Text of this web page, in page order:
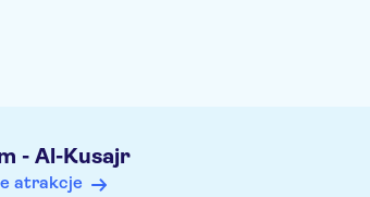
minimalnej liczby uczestników lub nie będzie
anglojęzyczny.
- Al-Kusajr
atrakcje